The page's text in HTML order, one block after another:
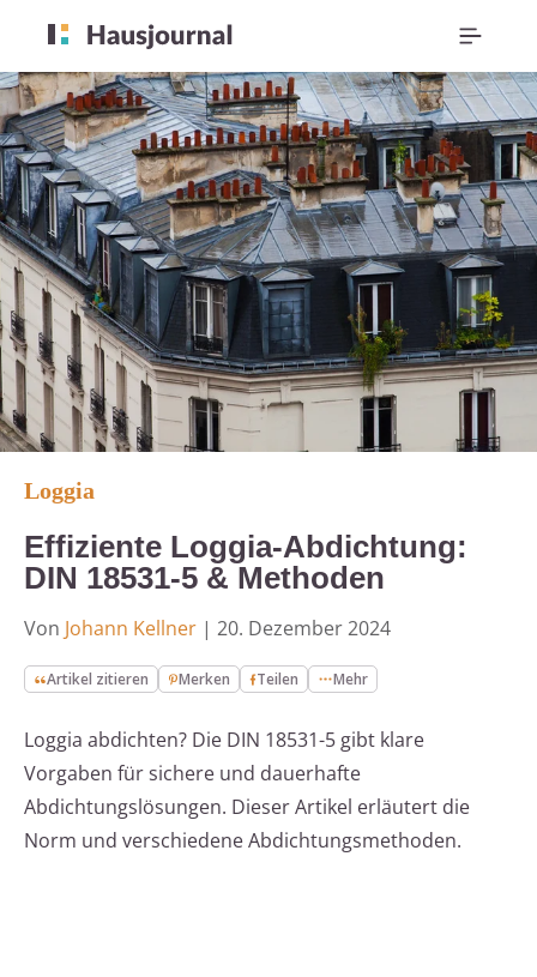
Loggia
Effiziente Loggia-Abdichtung:
DIN 18531-5 & Methoden
Von Johann Kellner | 20. Dezember 2024
Artikel zitieren Merken Teilen Mehr
Loggia abdichten? Die DIN 18531-5 gibt klare
Vorgaben für sichere und dauerhafte
Abdichtungslösungen. Dieser Artikel erläutert die
Norm und verschiedene Abdichtungsmethoden.